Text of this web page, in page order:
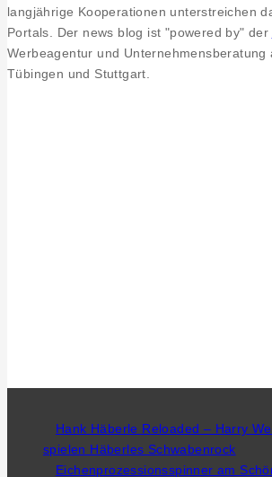
langjährige Kooperationen unterstreichen
Portals. Der news blog ist "powered by" der
Werbeagentur und Unternehmensberatung
Tübingen und Stuttgart.
Hank Häberle Reloaded – Harry
spielen Häberles Schwabenrock
Eichenprozessionsspinner am